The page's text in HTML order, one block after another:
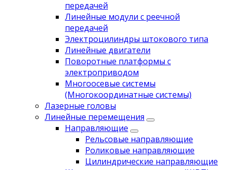
передачей
Линейные модули с реечной
передачей
Электроцилиндры штокового типа
Линейные двигатели
Поворотные платформы с
электроприводом
Многоосевые системы
(Многокоординатные системы)
Лазерные головы
Линейные перемещения
Направляющие
Рельсовые направляющие
Роликовые направляющие
Цилиндрические направляющие